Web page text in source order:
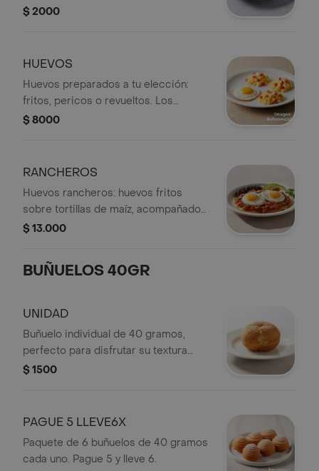
$ 2000
HUEVOS
Huevos preparados a tu elección:
fritos, pericos o revueltos. Los
pericos incluyen cebolla y tomate.
$ 8000
RANCHEROS
Huevos rancheros: huevos fritos
sobre tortillas de maíz, acompañados
de salsa de tomate, frijoles y
mexicano lleno de sabor.
$ 13.000
BUÑUELOS 40GR
UNIDAD
Buñuelo individual de 40 gramos,
perfecto para disfrutar su textura
crujiente y sabor tradicional.
$ 1500
PAGUE 5 LLEVE6X
Paquete de 6 buñuelos de 40 gramos
cada uno. Pague 5 y lleve 6.